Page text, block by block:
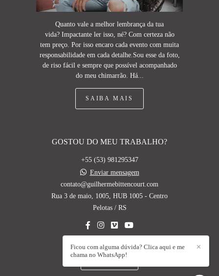
Quanto vale a melhor lembrança da tua
vida? Impactante ler isso, né? Com certeza não
tem preço. Por isso encaro cada evento com muita
responsabilidade em cada detalhe.Sou esse da foto,
de riso fácil e sempre que possível acompanhado
do meu chimarrão. Há...
SAIBA MAIS
GOSTOU DO MEU TRABALHO?
+55 (53) 981295347
Enviar mensagem
contato@guilhermebittencourt.com
Rua 3 de maio, 1005, HUB 1005 - Centro
Pelotas / RS
CONTATO
✕
Ficou com alguma dúvida? Clica aqui e me
chama no WhatsApp!